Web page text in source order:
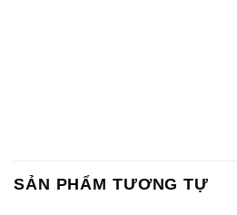
SẢN PHẨM TƯƠNG TỰ